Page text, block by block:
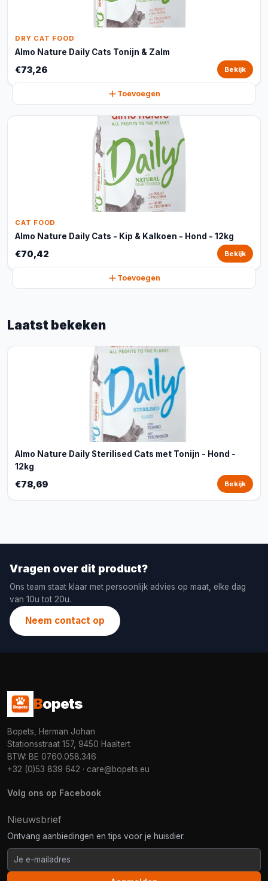
DRY CAT FOOD
Almo Nature Daily Cats Tonijn & Zalm
€73,26 Bekijk
Toevoegen
CAT FOOD
Almo Nature Daily Cats - Kip & Kalkoen - Hond - 12kg
€70,42 Bekijk
Toevoegen
Laatst bekeken
Almo Nature Daily Sterilised Cats met Tonijn - Hond -
12kg
€78,69 Bekijk
Vragen over dit product?
Ons team staat klaar met persoonlijk advies op maat, elke dag
van 10u tot 20u.
Neem contact op
Bopets
Bopets, Herman Johan
Stationsstraat 157, 9450 Haaltert
BTW: BE 0760.058.346
+32 (0)53 839 642 · care@bopets.eu
Volg ons op Facebook
Nieuwsbrief
Ontvang aanbiedingen en tips voor je huisdier.